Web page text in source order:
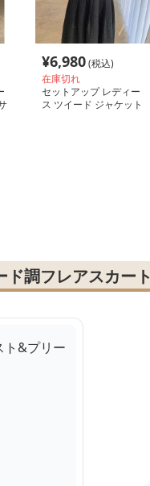
¥6,980(税込)
在庫切れ
セットアップ レディー
ス ツイード ジャケット
調フレアスカー